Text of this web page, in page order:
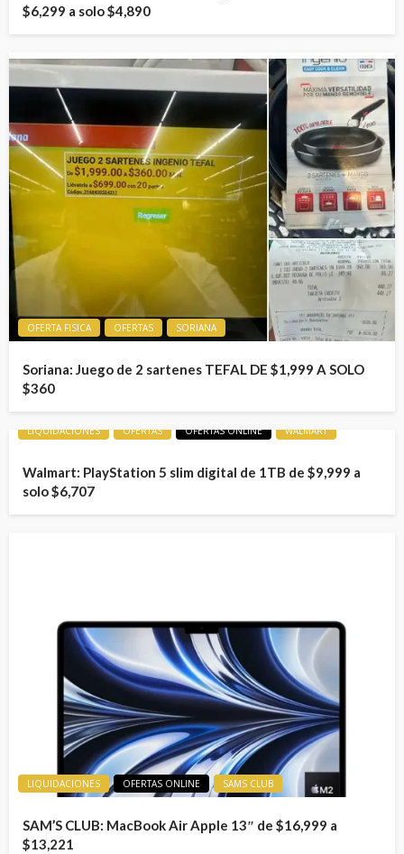
$6,299 a solo $4,890
OFERTA FISICA OFERTAS SORIANA
Soriana: Juego de 2 sartenes TEFAL DE $1,999 A SOLO
$360
LIQUIDACIONES OFERTAS OFERTAS ONLINE WALMART
Walmart: PlayStation 5 slim digital de 1TB de $9,999 a
solo $6,707
LIQUIDACIONES OFERTAS ONLINE SAMS CLUB
SAM’S CLUB: MacBook Air Apple 13″ de $16,999 a
$13,221